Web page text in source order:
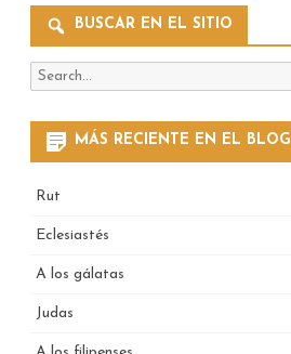
BUSCAR EN EL SITIO
Search
MÁS RECIENTE EN EL BLOG
Rut
Eclesiastés
A los gálatas
Judas